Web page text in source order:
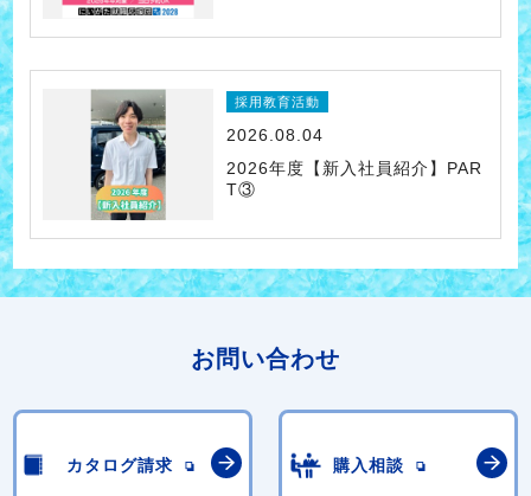
採用教育活動
2026.08.04
2026年度【新入社員紹介】PAR
T③
お問い合わせ
カタログ請求 購入相談